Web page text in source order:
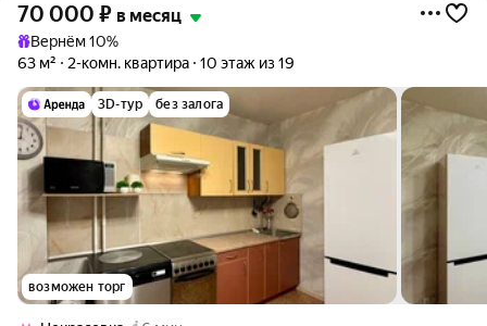
70 000 ₽ в месяц
Вернём 10%
63 м²
2-комн. квартира 10 этаж из 19
3D-тур без залога
возможен торг